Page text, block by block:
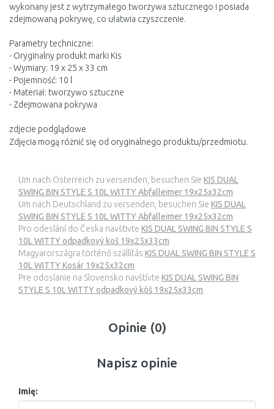
wykonany jest z wytrzymałego tworzywa sztucznego i posiada
zdejmowaną pokrywę, co ułatwia czyszczenie.
Parametry techniczne:
- Oryginalny produkt marki Kis
- Wymiary: 19 x 25 x 33 cm
- Pojemność: 10 l
- Materiał: tworzywo sztuczne
- Zdejmowana pokrywa
zdjecie podglądowe
Zdjęcia mogą różnić się od oryginalnego produktu/przedmiotu.
Um nach Österreich zu versenden, besuchen Sie KIS DUAL
SWING BIN STYLE S 10L WITTY Abfalleimer 19x25x32cm
Um nach Deutschland zu versenden, besuchen Sie KIS DUAL
SWING BIN STYLE S 10L WITTY Abfalleimer 19x25x32cm
Pro odeslání do Česka navštivte KIS DUAL SWING BIN STYLE S
10L WITTY odpadkový koš 19x25x33cm
Magyarországra történő szállítás KIS DUAL SWING BIN STYLE S
10L WITTY Kosár 19x25x32cm
Pre odoslanie na Slovensko navštívte KIS DUAL SWING BIN
STYLE S 10L WITTY odpadkový kôš 19x25x33cm
Opinie (0)
Napisz opinie
Imię: